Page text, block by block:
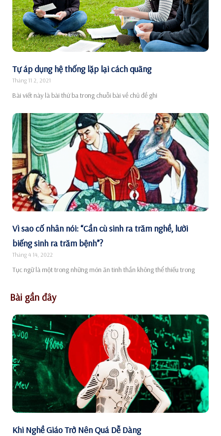
Tự áp dụng hệ thống lặp lại cách quãng
Tháng 11 2, 2021
Bài viết này là bài thứ ba trong chuỗi bài về chủ đề ghi
Vì sao cố nhân nói: “Cần cù sinh ra trăm nghề, lười
biếng sinh ra trăm bệnh”?
Tháng 4 14, 2022
Tục ngữ là một trong những món ăn tinh thần không thể thiếu trong
Bài gần đây
Khi Nghề Giáo Trở Nên Quá Dễ Dàng